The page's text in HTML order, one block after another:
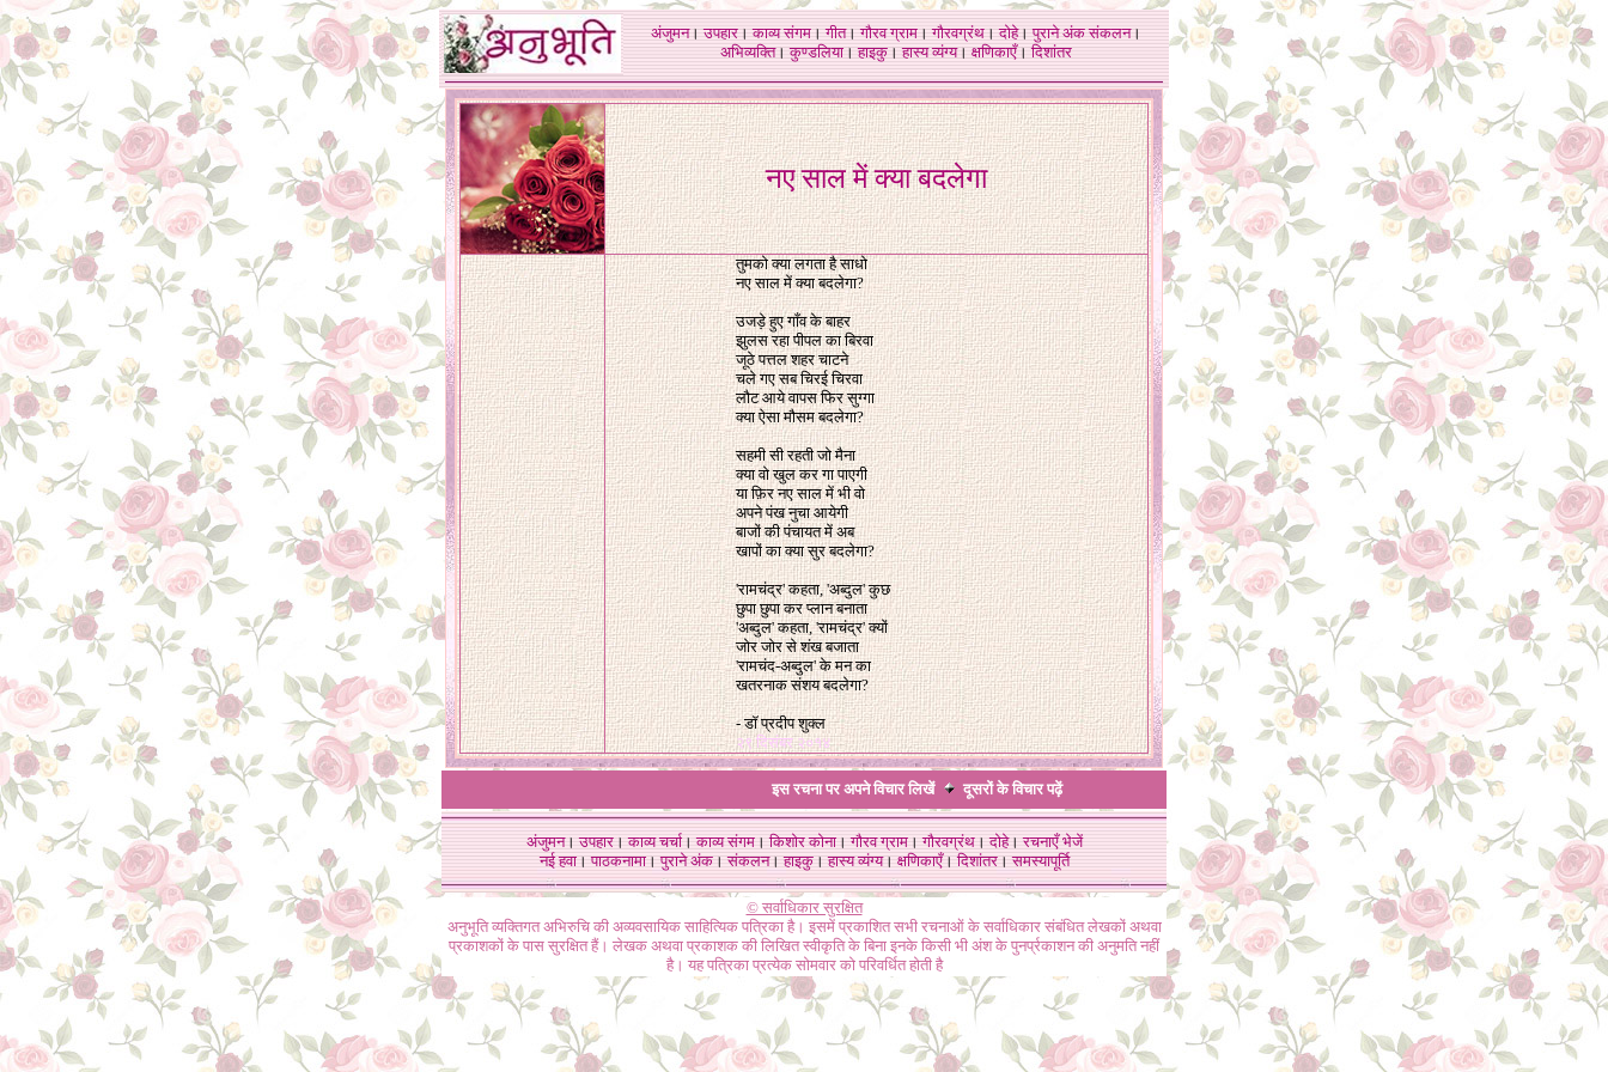
अंजुमन।उपहार।काव्य संगम।गीत।गौरव ग्राम।गौरवग्रंथ।दोहे।पुराने अंक संकलन।
अभिव्यक्ति।कुण्डलिया।हाइकु।हास्य व्यंग्य।क्षणिकाएँ।दिशांतर
नए साल में क्या बदलेगा
तुमको क्या लगता है साधो
नए साल में क्या बदलेगा?
उजड़े हुए गाँव के बाहर
झुलस रहा पीपल का बिरवा
जूठे पत्तल शहर चाटने
चले गए सब चिरई चिरवा
लौट आये वापस फिर सुग्गा
क्या ऐसा मौसम बदलेगा?
सहमी सी रहती जो मैना
क्या वो खुल कर गा पाएगी
या फ़िर नए साल में भी वो
अपने पंख नुचा आयेगी
बाजों की पंचायत में अब
खापों का क्या सुर बदलेगा?
'रामचंद्र' कहता, 'अब्दुल' कुछ
छुपा छुपा कर प्लान बनाता
'अब्दुल' कहता, 'रामचंद्र' क्यों
जोर जोर से शंख बजाता
'रामचंद-अब्दुल' के मन का
खतरनाक संशय बदलेगा?
- डॉ प्रदीप शुक्ल
२९ दिसंबर २०१४
इस रचना पर अपने विचार लिखें दूसरों के विचारपढ़ें
अंजुमन।उपहार।काव्य चर्चा।काव्य संगम।किशोर कोना।गौरव ग्राम।गौरवग्रंथ।दोहे।रचनाएँ भेजें
नई हवा। पाठकनामा। पुराने अंक। संकलन। हाइकु। हास्य व्यंग्य। क्षणिकाएँ। दिशांतर। समस्यापूर्ति
© सर्वाधिकार सुरक्षित
अनुभूति व्यक्तिगत अभिरुचि की अव्यवसायिक साहित्यिक पत्रिका है। इसमें प्रकाशित सभी रचनाओं के सर्वाधिकार संबंधित लेखकों अथवा
प्रकाशकों के पास सुरक्षित हैं। लेखक अथवा प्रकाशक की लिखित स्वीकृति के बिना इनके किसी भी अंश के पुनर्प्रकाशन की अनुमति नहीं
है। यह पत्रिका प्रत्येक सोमवार को परिवर्धित होती है